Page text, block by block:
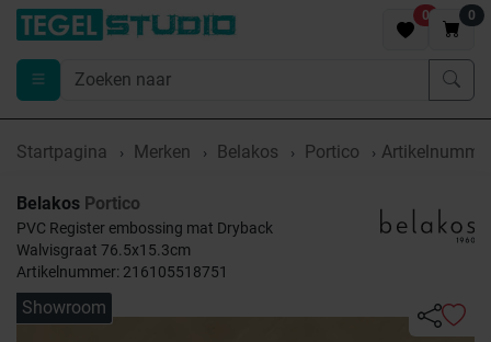
0 0
Startpagina Merken Belakos Portico
Belakos Portico
PVC Register embossing mat Dryback
Walvisgraat 76.5x15.3cm
Artikelnummer: 216105518751
Showroom